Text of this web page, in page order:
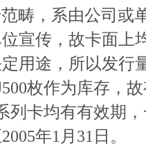
，系由公司或
宣传，故卡面上
用途，所以发行
枚作为库存，故
列卡均有有效期
年1月31日。